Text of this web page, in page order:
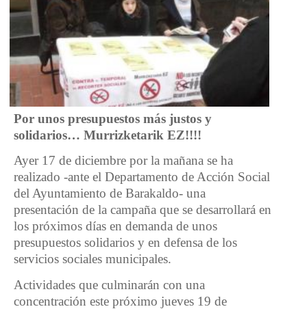
Por unos presupuestos más justos y
solidarios… Murrizketarik EZ!!!!
Ayer 17 de diciembre por la mañana se ha
realizado -ante el Departamento de Acción Social
del Ayuntamiento de Barakaldo- una
presentación de la campaña que se desarrollará en
los próximos días en demanda de unos
presupuestos solidarios y en defensa de los
servicios sociales municipales.
Actividades que culminarán con una
concentración este próximo jueves 19 de